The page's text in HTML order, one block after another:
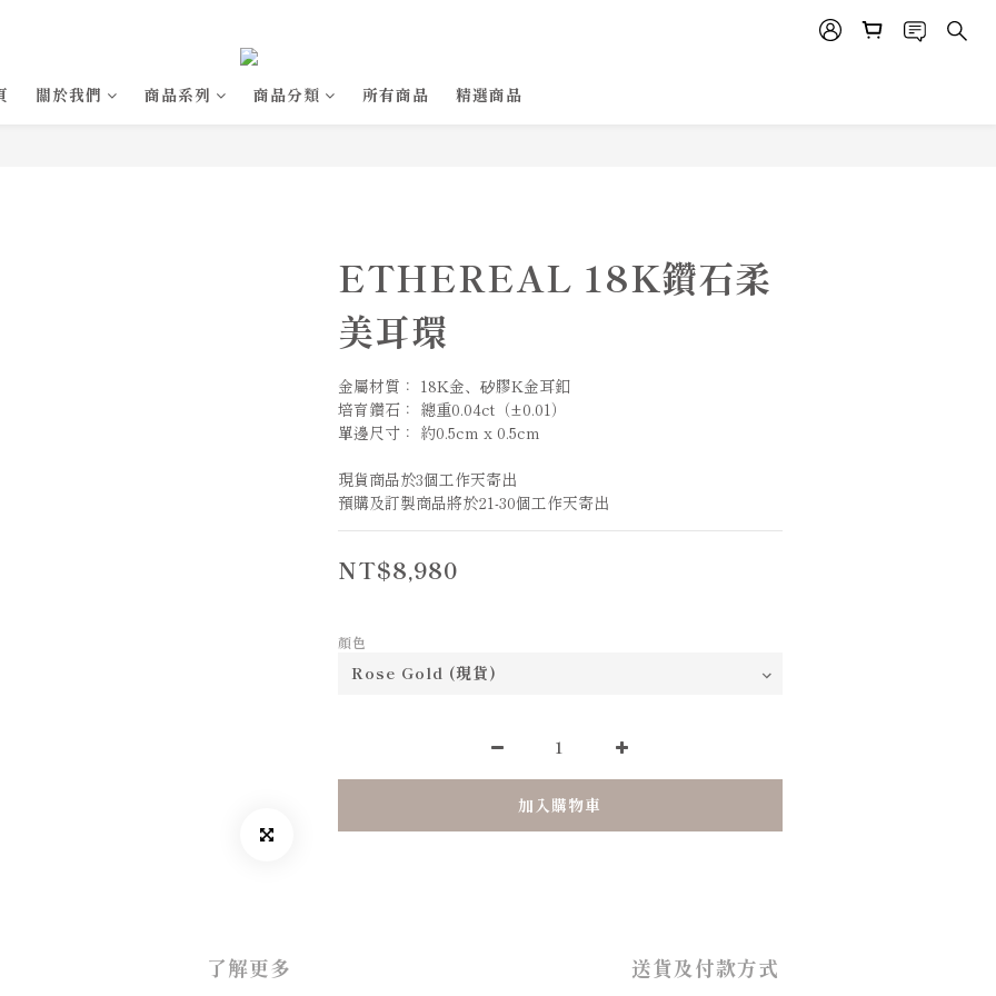
關於我們 商品系列 商品分類 所有商品 精選商品
ETHEREAL 18K鑽石柔
美耳環
金屬材質： 18K金、矽膠K金耳釦
培育鑽石： 總重0.04ct（±0.01）
單邊尺寸： 約0.5cm x 0.5cm
現貨商品於3個工作天寄出
預購及訂製商品將於21-30個工作天寄出
NT$8,980
顏色
加入購物車
了解更多 送貨及付款方式